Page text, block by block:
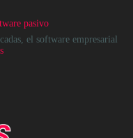
por
semiconductores
pasivo
el software empresarial
:
software